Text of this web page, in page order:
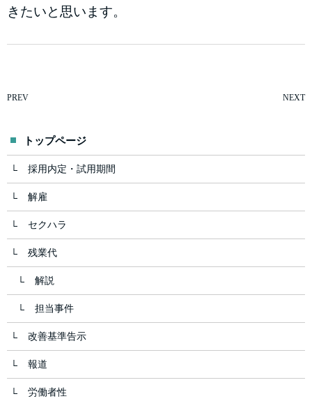
きたいと思います。
PREV NEXT
トップページ
採用内定・試用期間
解雇
セクハラ
残業代
解説
担当事件
改善基準告示
報道
労働者性